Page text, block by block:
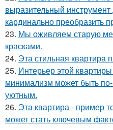
выразительный
кардинально преобразить
23. Мы оживляем старую
красками.
24. Эта стильная квартира
25. Интерьер этой
минимализм может быть
уютным.
26. Эта квартира - пример
может стать ключевым